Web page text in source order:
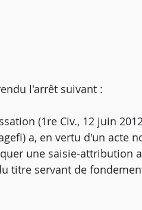
rendu l'arrêt suivant :
(1re Civ., 12 juin
a, en vertu d'un acte
une saisie-attribution
titre servant de